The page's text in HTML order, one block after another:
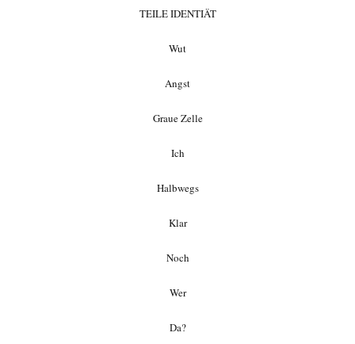
TEILE IDENTIÄT
Wut
Angst
Graue Zelle
Ich
Halbwegs
Klar
Noch
Wer
Da?